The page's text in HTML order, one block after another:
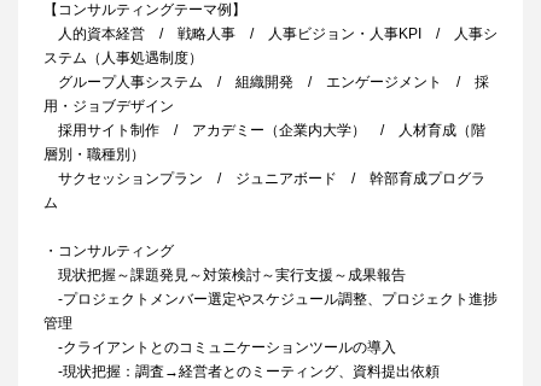
【コンサルティングテーマ例】
人的資本経営 / 戦略人事 / 人事ビジョン・人事KPI / 人事シ
ステム（人事処遇制度）
グループ人事システム / 組織開発 / エンゲージメント / 採
用・ジョブデザイン
採用サイト制作 / アカデミー（企業内大学） / 人材育成（階
層別・職種別）
サクセッションプラン / ジュニアボード / 幹部育成プログラ
ム
・コンサルティング
現状把握～課題発見～対策検討～実行支援～成果報告
‐プロジェクトメンバー選定やスケジュール調整、プロジェクト進捗
管理
‐クライアントとのコミュニケーションツールの導入
‐現状把握：調査→経営者とのミーティング、資料提出依頼